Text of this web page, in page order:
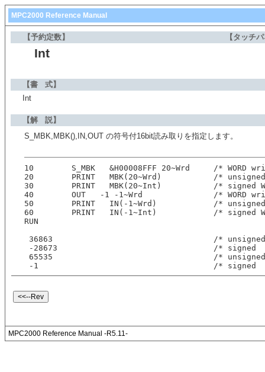
MPC2000 Reference Manual
【予約定数】 【タッチ
Int
【書 式】
Int
【解 説】
S_MBK,MBK(),IN,OUT の符号付16bit読み取りを指定します。
10        S_MBK   &H00008FFF 20~Wrd     /* WORD
20        PRINT   MBK(20~Wrd)           /* unsigned
30        PRINT   MBK(20~Int)           /* signed
40        OUT   -1 -1~Wrd               /* WORD
50        PRINT   IN(-1~Wrd)            /* unsigned
60        PRINT   IN(-1~Int)            /* signed
RUN
36863                                  /* unsigned
-28673                                 /* signed
65535                                  /* unsigned
-1                                     /* signed
MPC2000 Reference Manual -R5.11-